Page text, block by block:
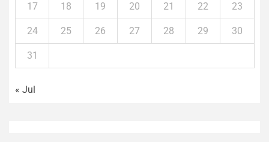
17 18 19 20 21 22 23
24 25 26 27 28 29 30
31
« Jul